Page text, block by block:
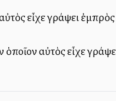
εἶχε γράψει ἐμπρὸς
αὐτὸς εἶχε